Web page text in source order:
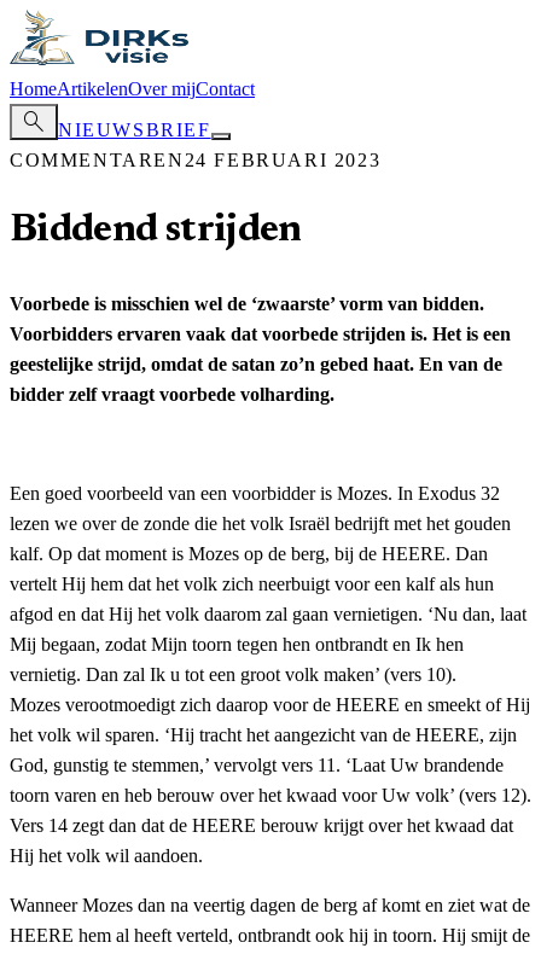
HomeArtikelenOver mijContact
search
NIEUWSBRIEF
COMMENTAREN 24 FEBRUARI 2023
Biddend strijden
Voorbede is misschien wel de ‘zwaarste’ vorm van bidden.
Voorbidders ervaren vaak dat voorbede strijden is. Het is een
geestelijke strijd, omdat de satan zo’n gebed haat. En van de
bidder zelf vraagt voorbede volharding.
Een goed voorbeeld van een voorbidder is Mozes. In Exodus 32
lezen we over de zonde die het volk Israël bedrijft met het gouden
kalf. Op dat moment is Mozes op de berg, bij de HEERE. Dan
vertelt Hij hem dat het volk zich neerbuigt voor een kalf als hun
afgod en dat Hij het volk daarom zal gaan vernietigen. ‘Nu dan, laat
Mij begaan, zodat Mijn toorn tegen hen ontbrandt en Ik hen
vernietig. Dan zal Ik u tot een groot volk maken’ (vers 10).
Mozes verootmoedigt zich daarop voor de HEERE en smeekt of Hij
het volk wil sparen. ‘Hij tracht het aangezicht van de HEERE, zijn
God, gunstig te stemmen,’ vervolgt vers 11. ‘Laat Uw brandende
toorn varen en heb berouw over het kwaad voor Uw volk’ (vers 12).
Vers 14 zegt dan dat de HEERE berouw krijgt over het kwaad dat
Hij het volk wil aandoen.
Wanneer Mozes dan na veertig dagen de berg af komt en ziet wat de
HEERE hem al heeft verteld, ontbrandt ook hij in toorn. Hij smijt de